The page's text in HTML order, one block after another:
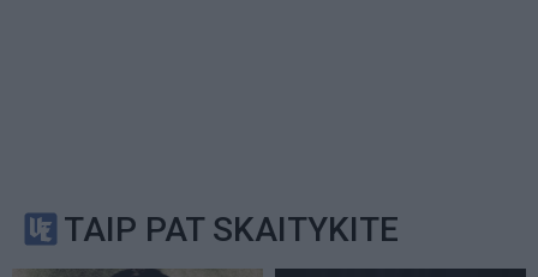
TAIP PAT SKAITYKITE